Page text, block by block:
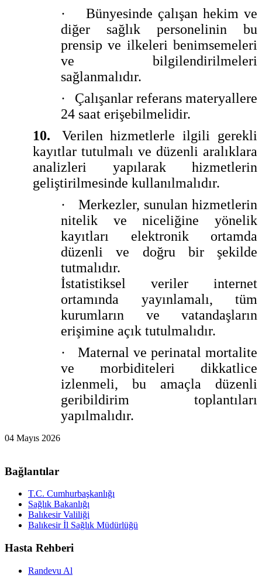
·
Bünyesinde çalışan hekim ve
diğer sağlık personelinin bu
prensip ve ilkeleri benimsemeleri
ve bilgilendirilmeleri
sağlanmalıdır.
·
Çalışanlar referans materyallere
24 saat erişebilmelidir.
10.
Verilen hizmetlerle ilgili gerekli
kayıtlar tutulmalı ve düzenli aralıklara
analizleri yapılarak hizmetlerin
geliştirilmesinde kullanılmalıdır.
·
Merkezler, sunulan hizmetlerin
nitelik ve niceliğine yönelik
kayıtları elektronik ortamda
düzenli ve doğru bir şekilde
tutmalıdır.
İstatistiksel veriler internet
ortamında yayınlamalı, tüm
kurumların ve vatandaşların
erişimine açık tutulmalıdır.
·
Maternal ve perinatal mortalite
ve morbiditeleri dikkatlice
izlenmeli, bu amaçla düzenli
geribildirim toplantıları
yapılmalıdır.
04 Mayıs 2026
Bağlantılar
T.C. Cumhurbaşkanlığı
Sağlık Bakanlığı
Balıkesir Valiliği
Balıkesir İl Sağlık Müdürlüğü
Hasta Rehberi
Randevu Al